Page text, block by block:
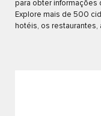
para obter informações
Explore mais de 500
hotéis, os restaurantes,